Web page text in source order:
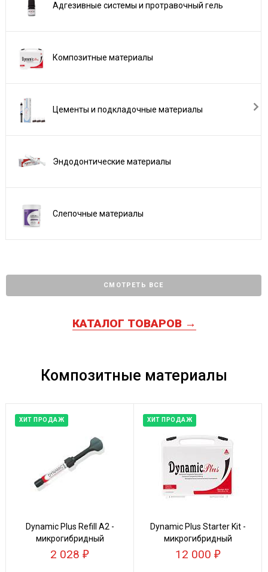
СМОТРЕТЬ ВСЕ
Адгезивные системы и протравочный гель
Композитные материалы
Цементы и подкладочные материалы
Эндодонтические материалы
Слепочные материалы
КАТАЛОГ ТОВАРОВ →
Композитные материалы
ХИТ ПРОДАЖ
Dynamic Plus Refill А2 -
микрогибридный
композит
2 028
ХИТ ПРОДАЖ
Dynamic Plus Starter Kit -
микрогибридный
композит
12 000